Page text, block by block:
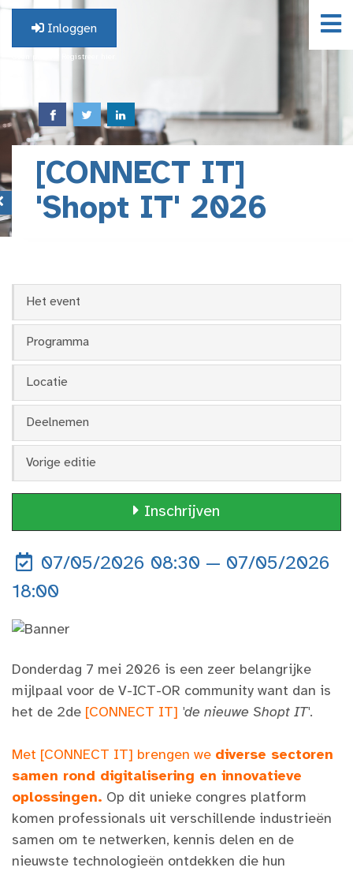
Inloggen
Geen profiel? Registreer hier.
[CONNECT IT]
'Shopt IT' 2026
Het event
Programma
Locatie
Deelnemen
Vorige editie
Inschrijven
07/05/2026 08:30 — 07/05/2026
18:00
Donderdag 7 mei 2026 is een zeer belangrijke
mijlpaal voor de V-ICT-OR community want dan is
het de 2de [CONNECT IT] 'de nieuwe Shopt IT'.
Met [CONNECT IT] brengen we diverse sectoren
samen rond digitalisering en innovatieve
oplossingen. Op dit unieke congres platform
komen professionals uit verschillende industrieën
samen om te netwerken, kennis delen en de
nieuwste technologieën ontdekken die hun